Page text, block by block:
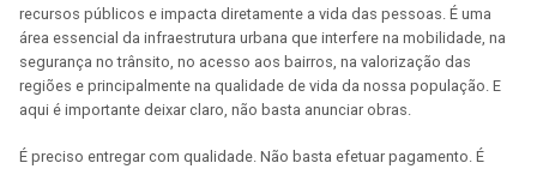
recursos públicos e impacta diretamente a vida das pessoas. É uma
área essencial da infraestrutura urbana que interfere na mobilidade, na
segurança no trânsito, no acesso aos bairros, na valorização das
regiões e principalmente na qualidade de vida da nossa população. E
aqui é importante deixar claro, não basta anunciar obras.
É preciso entregar com qualidade. Não basta efetuar pagamento. É